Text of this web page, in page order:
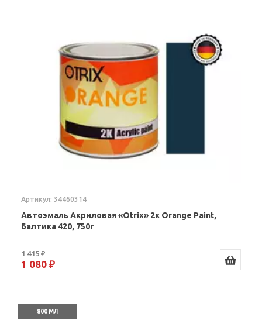
Артикул: 34460314
Автоэмаль Акриловая «Otrix» 2к Orange Paint,
Балтика 420, 750г
1 415 ₽
1 080 ₽
800 МЛ